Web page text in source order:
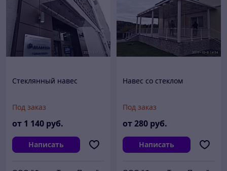
Стеклянный навес
Под заказ
от 1 140 руб.
Написать
Навес со стеклом
Под заказ
от280 руб.
Написать